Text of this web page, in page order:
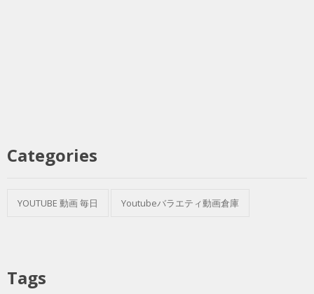
Categories
YOUTUBE 動画 毎日 Youtubeバラエティ動画倉庫
Tags